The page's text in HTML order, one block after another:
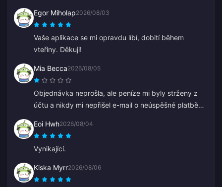
Egor Miholap2026/08/03
Vaše aplikace se mi opravdu líbí, dobití během
vteřiny. Děkuji!
Mia Becca2026/08/05
Objednávka neprošla, ale peníze mi byly strženy z
účtu a nikdy mi nepřišel e-mail o neúspěšné platbě
myslím, že to byl bot, protože najednou začal mluvit
čínsky.
Eoi Hwh2026/08/04
Vynikající.
Kiska Myrr2026/08/06